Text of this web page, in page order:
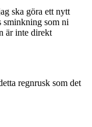
ska göra ett nytt
sminkning som ni
är inte direkt
regnrusk som det